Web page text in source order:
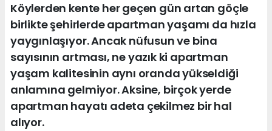
Köylerden kente her geçen gün artan göçle
birlikte şehirlerde apartman yaşamı da hızla
yaygınlaşıyor. Ancak nüfusun ve bina
sayısının artması, ne yazık ki apartman
yaşam kalitesinin aynı oranda yükseldiği
anlamına gelmiyor. Aksine, birçok yerde
apartman hayatı adeta çekilmez bir hal
alıyor.